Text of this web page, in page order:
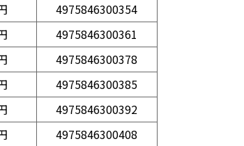
4975846300354
4975846300361
4975846300378
4975846300385
4975846300392
4975846300408